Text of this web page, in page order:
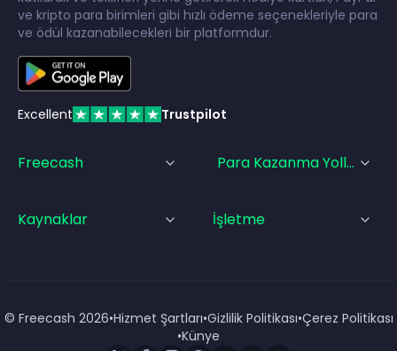
ve kripto para birimleri gibi hızlı ödeme seçenekleriyle para
ve ödül kazanabilecekleri bir platformdur.
Excellent Trustpilot
Freecash Para Kazanma Yolları
Kaynaklar İşletme
© Freecash 2026•Hizmet Şartları•Gizlilik Politikası•Çerez Politikası
•Künye